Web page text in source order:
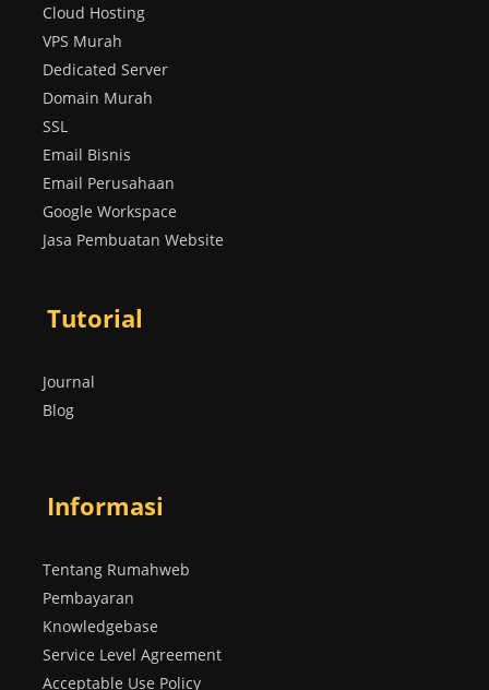
Cloud Hosting
VPS Murah
Dedicated Server
Domain Murah
SSL
Email Bisnis
Email Perusahaan
Google Workspace
Jasa Pembuatan Website
Tutorial
Journal
Blog
Informasi
Tentang Rumahweb
Pembayaran
Knowledgebase
Service Level Agreement
Acceptable Use Policy